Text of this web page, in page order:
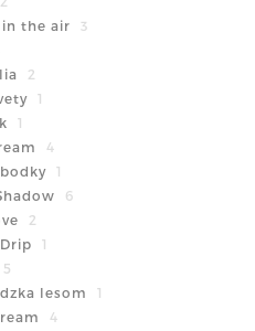
in the air
3
2
1
1
4
1
6
2
1
5
lesom
1
4